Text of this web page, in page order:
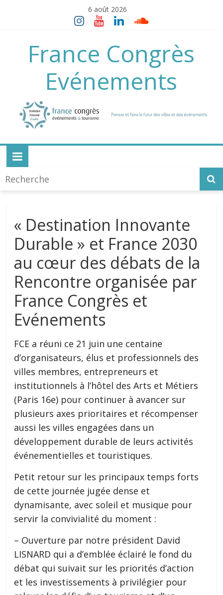
6 août 2026
France Congrès
Evénements
« Destination Innovante
Durable » et France 2030
au cœur des débats de la
Rencontre organisée par
France Congrès et
Evénements
FCE a réuni ce 21 juin une centaine
d’organisateurs, élus et professionnels des
villes membres, entrepreneurs et
institutionnels à l’hôtel des Arts et Métiers
(Paris 16e) pour continuer à avancer sur
plusieurs axes prioritaires et récompenser
aussi les villes engagées dans un
développement durable de leurs activités
événementielles et touristiques.
Petit retour sur les principaux temps forts
de cette journée jugée dense et
dynamisante, avec soleil et musique pour
servir la convivialité du moment :
– Ouverture par notre président David
LISNARD qui a d’emblée éclairé le fond du
débat qui suivait sur les priorités d’action
et les investissements à privilégier pour